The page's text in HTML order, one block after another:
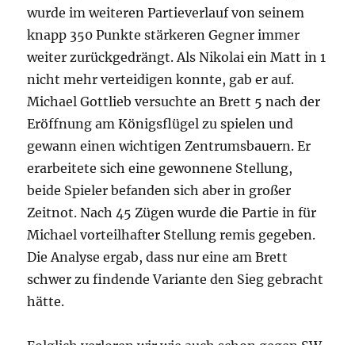
wurde im weiteren Partieverlauf von seinem
knapp 350 Punkte stärkeren Gegner immer
weiter zurückgedrängt. Als Nikolai ein Matt in 1
nicht mehr verteidigen konnte, gab er auf.
Michael Gottlieb versuchte an Brett 5 nach der
Eröffnung am Königsflügel zu spielen und
gewann einen wichtigen Zentrumsbauern. Er
erarbeitete sich eine gewonnene Stellung,
beide Spieler befanden sich aber in großer
Zeitnot. Nach 45 Zügen wurde die Partie in für
Michael vorteilhafter Stellung remis gegeben.
Die Analyse ergab, dass nur eine am Brett
schwer zu findende Variante den Sieg gebracht
hätte.